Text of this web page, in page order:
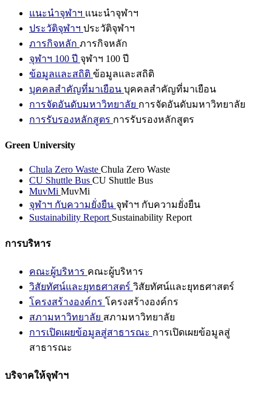
แนะนำจุฬาฯ แนะนำจุฬาฯ
ประวัติจุฬาฯ ประวัติจุฬาฯ
ภารกิจหลัก ภารกิจหลัก
จุฬาฯ 100 ปี จุฬาฯ 100 ปี
ข้อมูลและสถิติ ข้อมูลและสถิติ
บุคคลสำคัญที่มาเยือน บุคคลสำคัญที่มาเยือน
การจัดอันดับมหาวิทยาลัย การจัดอันดับมหาวิทยาลัย
การรับรองหลักสูตร การรับรองหลักสูตร
Green University
Chula Zero Waste Chula Zero Waste
CU Shuttle Bus CU Shuttle Bus
MuvMi MuvMi
จุฬาฯ กับความยั่งยืน จุฬาฯ กับความยั่งยืน
Sustainability Report Sustainability Report
การบริหาร
คณะผู้บริหาร คณะผู้บริหาร
วิสัยทัศน์และยุทธศาสตร์ วิสัยทัศน์และยุทธศาสตร์
โครงสร้างองค์กร โครงสร้างองค์กร
สภามหาวิทยาลัย สภามหาวิทยาลัย
การเปิดเผยข้อมูลสู่สาธารณะ การเปิดเผยข้อมูลสู่
สาธารณะ
บริจาคให้จุฬาฯ